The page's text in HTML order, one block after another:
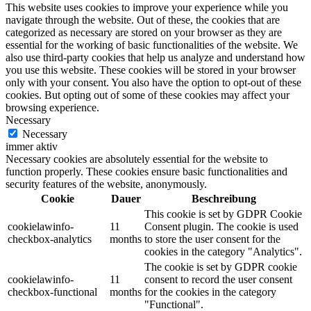
This website uses cookies to improve your experience while you
navigate through the website. Out of these, the cookies that are
categorized as necessary are stored on your browser as they are
essential for the working of basic functionalities of the website. We
also use third-party cookies that help us analyze and understand how
you use this website. These cookies will be stored in your browser
only with your consent. You also have the option to opt-out of these
cookies. But opting out of some of these cookies may affect your
browsing experience.
Necessary
Necessary
immer aktiv
Necessary cookies are absolutely essential for the website to
function properly. These cookies ensure basic functionalities and
security features of the website, anonymously.
Cookie
Dauer Beschreibung
cookielawinfo-
checkbox-analytics
11
months
This cookie is set by GDPR Cookie
Consent plugin. The cookie is used
to store the user consent for the
cookies in the category "Analytics".
cookielawinfo-
checkbox-functional
11
months
The cookie is set by GDPR cookie
consent to record the user consent
for the cookies in the category
"Functional".